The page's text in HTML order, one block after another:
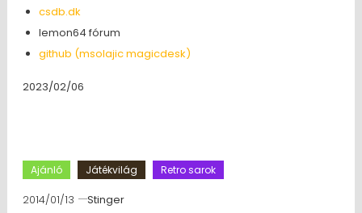
csdb.dk
lemon64 fórum
github (msolajic magicdesk)
2023/02/06
Ajánló Játékvilág Retro sarok
2014/01/13
Stinger